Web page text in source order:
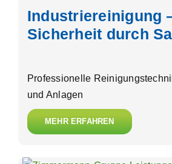
Industriereinigung
Sicherheit durch
Professionelle
und Anlagen
MEHR ERFAHREN